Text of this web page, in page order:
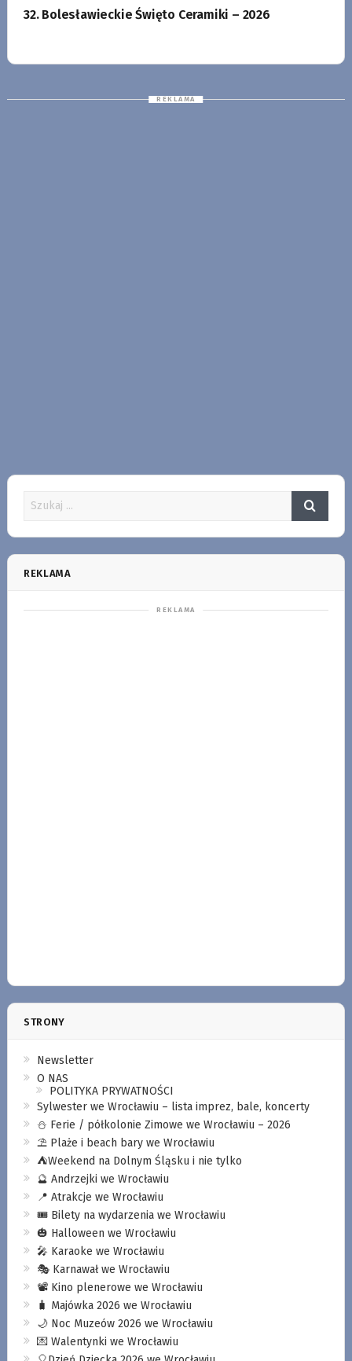
32. Bolesławieckie Święto Ceramiki – 2026
REKLAMA
STRONY
Newsletter
O NAS
POLITYKA PRYWATNOŚCI
Sylwester we Wrocławiu – lista imprez, bale, koncerty
⛄️ Ferie / półkolonie Zimowe we Wrocławiu – 2026
⛱️ Plaże i beach bary we Wrocławiu
⛺️Weekend na Dolnym Śląsku i nie tylko
🔮 Andrzejki we Wrocławiu
📍 Atrakcje we Wrocławiu
🎟️ Bilety na wydarzenia we Wrocławiu
🎃 Halloween we Wrocławiu
🎤 Karaoke we Wrocławiu
🎭 Karnawał we Wrocławiu
📽️ Kino plenerowe we Wrocławiu
🧳 Majówka 2026 we Wrocławiu
🌙 Noc Muzeów 2026 we Wrocławiu
💌 Walentynki we Wrocławiu